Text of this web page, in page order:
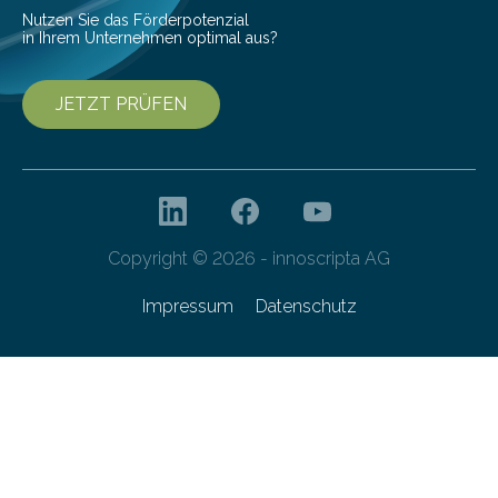
Nutzen Sie das Förderpotenzial
in Ihrem Unternehmen optimal aus?
JETZT PRÜFEN
Copyright © 2026 - innoscripta AG
Impressum Datenschutz